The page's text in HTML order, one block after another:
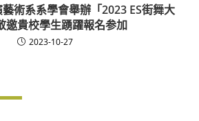
術系系學會舉辦「2023 ES街舞大
邀貴校學生踴躍報名参加
2023-10-27